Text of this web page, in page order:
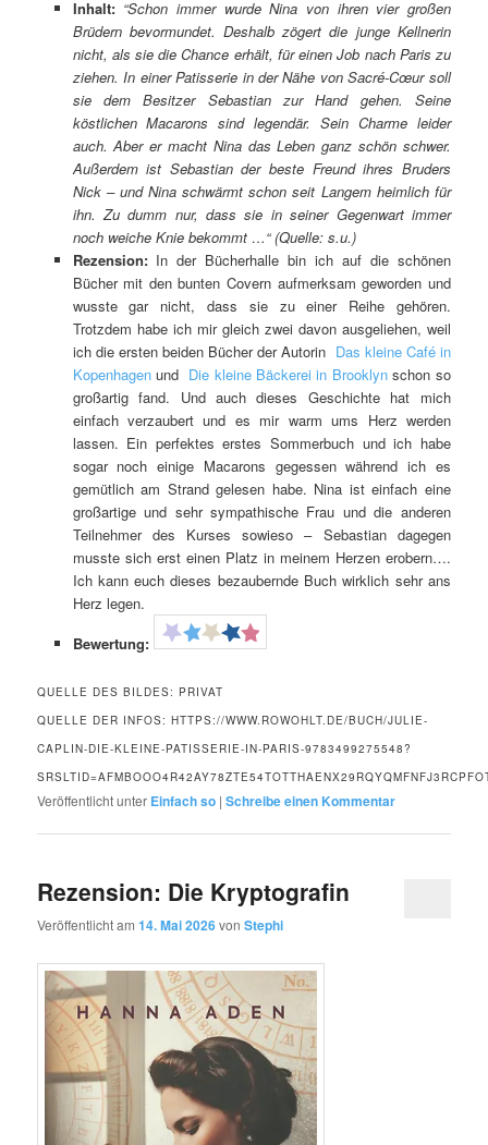
Inhalt: “Schon immer wurde Nina von ihren vier großen
Brüdern bevormundet. Deshalb zögert die junge Kellnerin
nicht, als sie die Chance erhält, für einen Job nach Paris zu
ziehen. In einer Patisserie in der Nähe von Sacré-Cœur soll
sie dem Besitzer Sebastian zur Hand gehen. Seine
köstlichen Macarons sind legendär. Sein Charme leider
auch. Aber er macht Nina das Leben ganz schön schwer.
Außerdem ist Sebastian der beste Freund ihres Bruders
Nick – und Nina schwärmt schon seit Langem heimlich für
ihn. Zu dumm nur, dass sie in seiner Gegenwart immer
noch weiche Knie bekommt …“ (Quelle: s.u.)
Rezension: In der Bücherhalle bin ich auf die schönen
Bücher mit den bunten Covern aufmerksam geworden und
wusste gar nicht, dass sie zu einer Reihe gehören.
Trotzdem habe ich mir gleich zwei davon ausgeliehen, weil
ich die ersten beiden Bücher der Autorin Das kleine Café in
Kopenhagenund Die kleine Bäckerei in Brooklynschon so
großartig fand. Und auch dieses Geschichte hat mich
einfach verzaubert und es mir warm ums Herz werden
lassen. Ein perfektes erstes Sommerbuch und ich habe
sogar noch einige Macarons gegessen während ich es
gemütlich am Strand gelesen habe. Nina ist einfach eine
großartige und sehr sympathische Frau und die anderen
Teilnehmer des Kurses sowieso – Sebastian dagegen
musste sich erst einen Platz in meinem Herzen erobern….
Ich kann euch dieses bezaubernde Buch wirklich sehr ans
Herz legen.
Bewertung:
QUELLE DES BILDES: PRIVAT
QUELLE DER INFOS: HTTPS://WWW.ROWOHLT.DE/BUCH/JULIE-
CAPLIN-DIE-KLEINE-PATISSERIE-IN-PARIS-9783499275548?
Veröffentlicht unter Einfach so |Schreibe einen Kommentar
Rezension: Die Kryptografin
Veröffentlicht am14. Mai 2026vonStephi